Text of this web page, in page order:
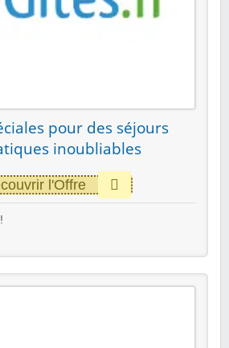
pour des séjours
inoubliables
l'Offre